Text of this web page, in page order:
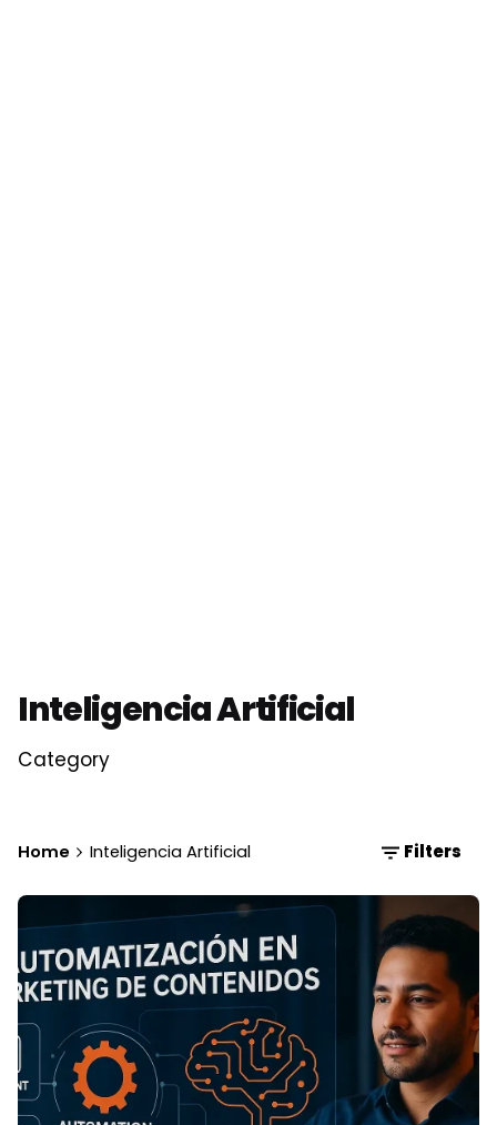
Inteligencia Artificial
Category
Home Inteligencia Artificial Filters